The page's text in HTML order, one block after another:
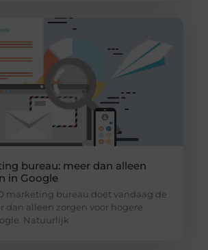
bureau: meer dan alleen
in Google
marketing bureau doet vandaag de
dan alleen zorgen voor hogere
Natuurlijk